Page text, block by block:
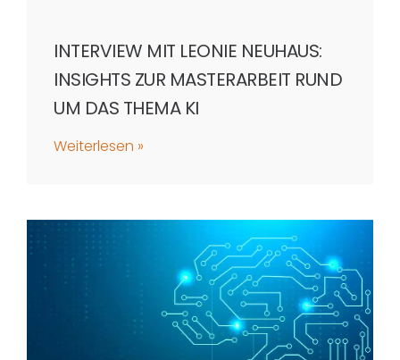
INTERVIEW MIT LEONIE NEUHAUS:
INSIGHTS ZUR MASTERARBEIT RUND
UM DAS THEMA KI
Weiterlesen »